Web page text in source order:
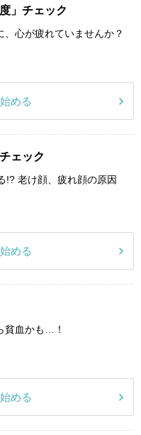
」チェック
、心が疲れていませんか？
める
ェック
!? 老け顔、疲れ顔の原因
める
貧血かも…！
める